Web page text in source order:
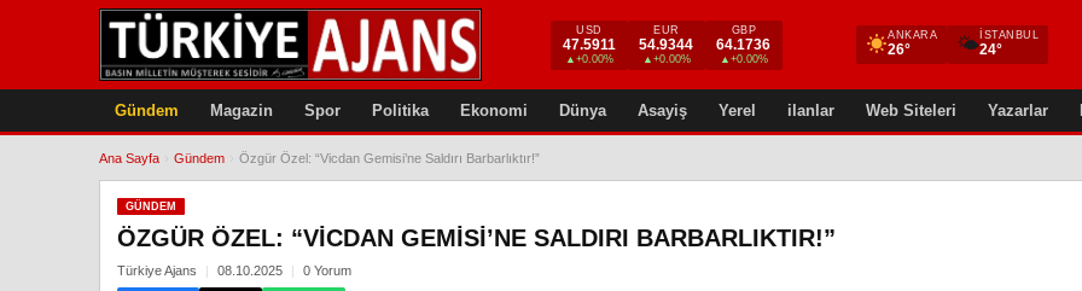
USD
47.5911
▲+0.00%
EUR
54.9344
▲+0.00%
GBP
64.1736
▲+0.00%
ANKARA
26° 🌤 İSTANBUL
24°
Gündem Magazin Spor Politika Ekonomi Dünya Asayiş Yerel ilanlar Web Siteleri Yazarlar
Ana Sayfa Gündem Özgür Özel: “Vicdan Gemisi’ne Saldırı Barbarlıktır!”
GÜNDEM
ÖZGÜR ÖZEL: “VICDAN GEMISI’NE SALDIRI BARBARLIKTIR!”
Türkiye Ajans 08.10.2025 0 Yorum